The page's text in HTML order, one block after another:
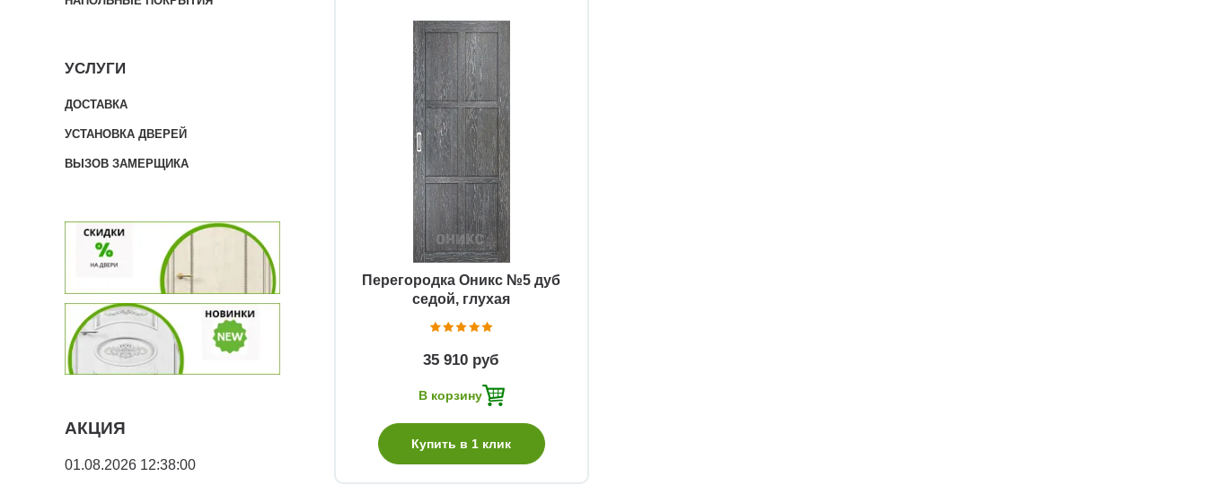
УСЛУГИ
ДОСТАВКА
УСТАНОВКА ДВЕРЕЙ
ВЫЗОВ ЗАМЕРЩИКА
АКЦИЯ
01.08.2026 12:38:00
Перегородка Оникс №5 дуб
седой, глухая
Быстрый просмотр
35 910 руб
В корзину
Купить в 1 клик